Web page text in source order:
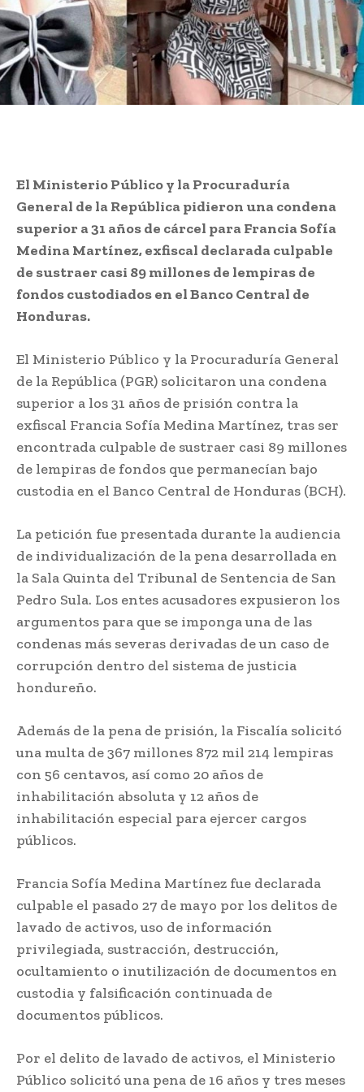
El Ministerio Público y la Procuraduría
General de la República pidieron una condena
superior a 31 años de cárcel para Francia Sofía
Medina Martínez, exfiscal declarada culpable
de sustraer casi 89 millones de lempiras de
fondos custodiados en el Banco Central de
Honduras.
El Ministerio Público y la Procuraduría General
de la República (PGR) solicitaron una condena
superior a los 31 años de prisión contra la
exfiscal Francia Sofía Medina Martínez, tras ser
encontrada culpable de sustraer casi 89 millones
de lempiras de fondos que permanecían bajo
custodia en el Banco Central de Honduras (BCH).
La petición fue presentada durante la audiencia
de individualización de la pena desarrollada en
la Sala Quinta del Tribunal de Sentencia de San
Pedro Sula. Los entes acusadores expusieron los
argumentos para que se imponga una de las
condenas más severas derivadas de un caso de
corrupción dentro del sistema de justicia
hondureño.
Además de la pena de prisión, la Fiscalía solicitó
una multa de 367 millones 872 mil 214 lempiras
con 56 centavos, así como 20 años de
inhabilitación absoluta y 12 años de
inhabilitación especial para ejercer cargos
públicos.
Francia Sofía Medina Martínez fue declarada
culpable el pasado 27 de mayo por los delitos de
lavado de activos, uso de información
privilegiada, sustracción, destrucción,
ocultamiento o inutilización de documentos en
custodia y falsificación continuada de
documentos públicos.
Por el delito de lavado de activos, el Ministerio
Público solicitó una pena de 16 años y tres meses